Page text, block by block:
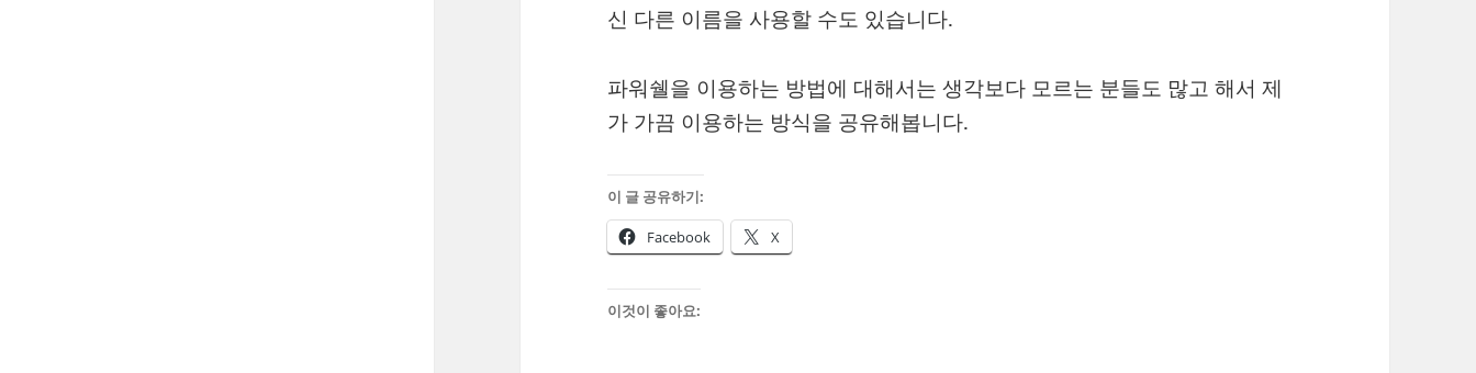
신 다른 이름을 사용할 수도 있습니다.
파워쉘을 이용하는 방법에 대해서는 생각보다 모르는 분들도 많고 해서 제
가 가끔 이용하는 방식을 공유해봅니다.
이 글 공유하기:
Facebook X
이것이 좋아요: